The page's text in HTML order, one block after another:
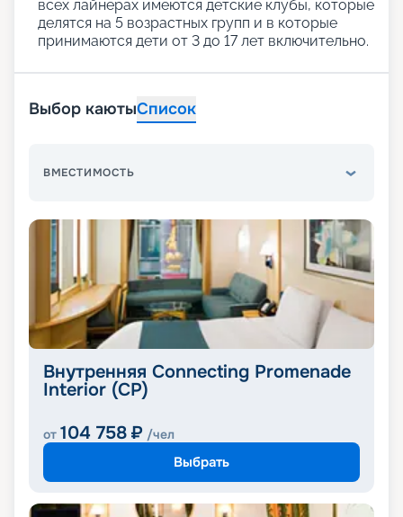
всех лайнерах имеются детские клубы, которые
делятся на 5 возрастных групп и в которые
принимаются дети от 3 до 17 лет включительно.
Выбор каютыСписок
ВМЕСТИМОСТЬ
Внутренняя Connecting Promenade
Interior (CP)
от 104 758 ₽ /чел
Выбрать